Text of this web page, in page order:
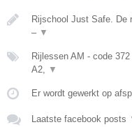
Rijschool Just Safe. De
– ▼
Rijlessen AM - code
A2, ▼
Er wordt gewerkt op
Laatste facebook posts